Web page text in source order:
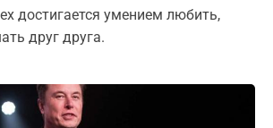
достигается умением любить,
друг друга.